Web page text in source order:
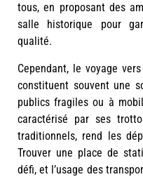
tous, en proposant des
salle historique pour
qualité.
Cependant, le voyage
constituent souvent une
publics fragiles ou à
caractérisé par ses
traditionnels, rend les
Trouver une place de
défi, et l’usage des